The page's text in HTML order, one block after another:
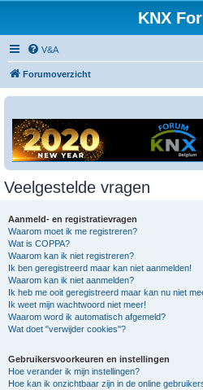
KNX
V&A
Forumoverzicht
Veelgestelde vragen
Aanmeld- en registratievragen
Waarom moet ik me registreren?
Wat is COPPA?
Waarom kan ik niet registreren?
Ik ben geregistreerd maar kan niet aanmelden!
Waarom kan ik niet aanmelden?
Ik heb me ooit geregistreerd maar kan nu niet
Ik weet mijn wachtwoord niet meer!
Waarom word ik automatisch afgemeld?
Wat doet "verwijder cookies"?
Gebruikersvoorkeuren en instellingen
Hoe verander ik mijn instellingen?
Hoe kan ik onzichtbaar zijn in de online